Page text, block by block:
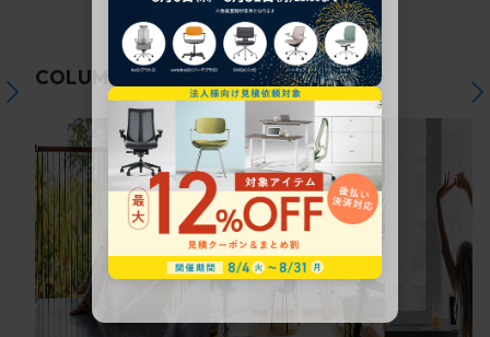
COLUMN 関連コラム